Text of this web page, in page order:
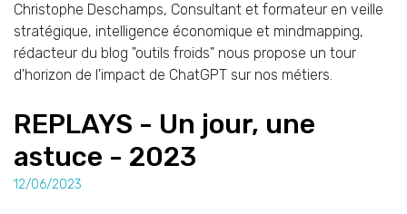
Christophe Deschamps, Consultant et formateur en veille
stratégique, intelligence économique et mindmapping,
rédacteur du blog "outils froids" nous propose un tour
d'horizon de l'impact de ChatGPT sur nos métiers.
REPLAYS - Un jour, une
astuce - 2023
12/06/2023